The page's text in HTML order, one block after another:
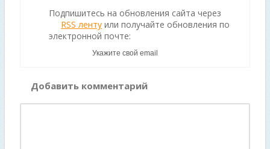
Подпишитесь на обновления сайта через
RSS ленту или получайте обновления по
электронной почте:
Добавить комментарий